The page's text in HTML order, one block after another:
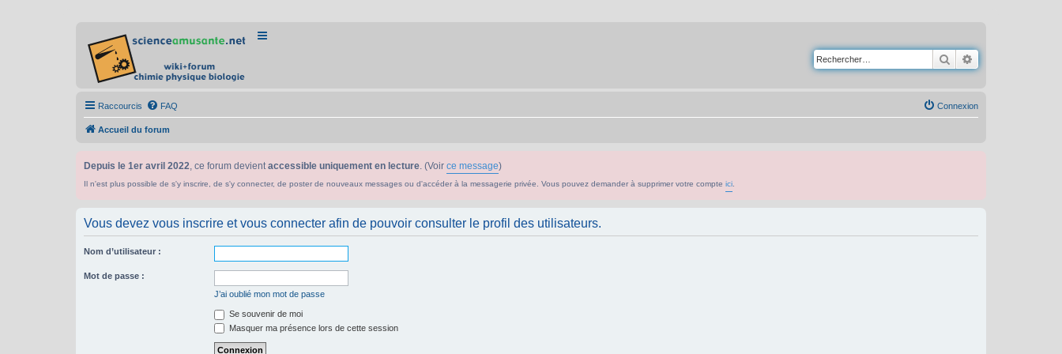
Rechercher
Raccourcis FAQ Connexion
Accueil du forum
Depuis le 1er avril 2022, ce forum devientaccessible uniquement en lecture. (Voir ce message)
Il n'est plus possible de s'y inscrire, de s'y connecter, de poster de nouveaux messages ou d'accéder à la messagerie privée. Vous pouvez demander à supprimer votre compte ici
Vous devez vous inscrire et vous connecter afin de pouvoir consulter le profil des utilisateurs.
Nom d’utilisateur :
Mot de passe :
J’ai oublié mon mot de passe
Se souvenir de moi
Masquer ma présence lors de cette session